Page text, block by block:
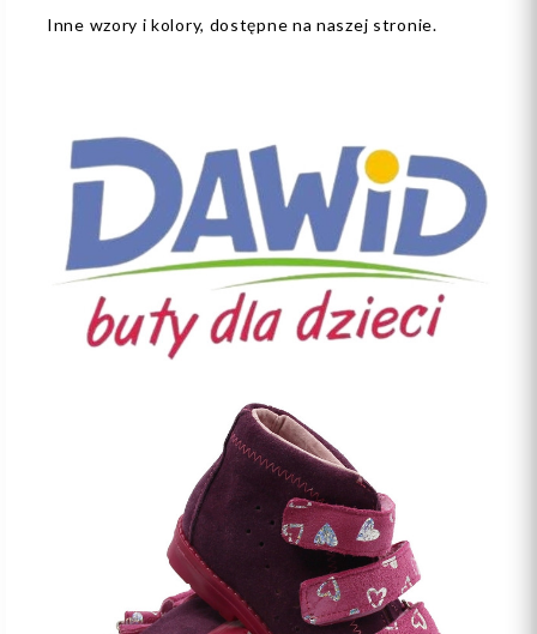
Inne wzory i kolory, dostępne na naszej stronie.